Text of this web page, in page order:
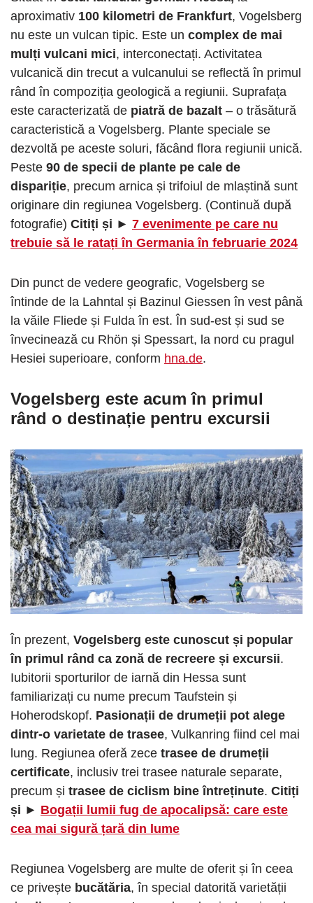
aproximativ 100 kilometri de Frankfurt, Vogelsberg
nu este un vulcan tipic. Este un complex de mai
mulți vulcani mici, interconectați. Activitatea
vulcanică din trecut a vulcanului se reflectă în primul
rând în compoziția geologică a regiunii. Suprafața
este caracterizată de piatră de bazalt – o trăsătură
caracteristică a Vogelsberg. Plante speciale se
dezvoltă pe aceste soluri, făcând flora regiunii unică.
Peste 90 de specii de plante pe cale de
dispariție, precum arnica și trifoiul de mlaștină sunt
originare din regiunea Vogelsberg. (Continuă după
fotografie) Citiți și ► 7 evenimente pe care nu
trebuie să le ratați în Germania în februarie 2024
Din punct de vedere geografic, Vogelsberg se
întinde de la Lahntal și Bazinul Giessen în vest până
la văile Fliede și Fulda în est. În sud-est și sud se
învecinează cu Rhön și Spessart, la nord cu pragul
Hesiei superioare, conform hna.de.
Vogelsberg este acum în primul
rând o destinație pentru excursii
În prezent, Vogelsberg este cunoscut și popular
în primul rând ca zonă de recreere și excursii.
Iubitorii sporturilor de iarnă din Hessa sunt
familiarizați cu nume precum Taufstein și
Hoherodskopf. Pasionații de drumeții pot alege
dintr-o varietate de trasee, Vulkanring fiind cel mai
lung. Regiunea oferă zece trasee de drumeții
certificate, inclusiv trei trasee naturale separate,
precum și trasee de ciclism bine întreținute. Citiți
și ► Bogații lumii fug de apocalipsă: care este
cea mai sigură țară din lume
Regiunea Vogelsberg are multe de oferit și în ceea
ce privește bucătăria, în special datorită varietății